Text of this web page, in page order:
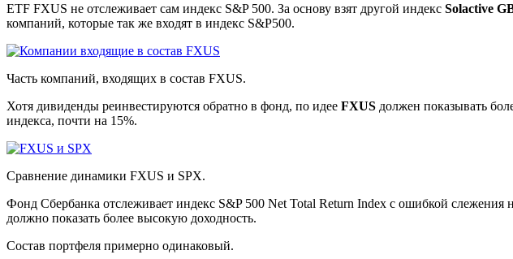
ETF FXUS не отслеживает сам индекс S&P 500. За основу взят другой индекс Solactive
компаний, которые так же входят в индекс S&P500.
Часть компаний, входящих в состав FXUS.
Хотя дивиденды реинвестируются обратно в фонд, по идее FXUS должен показывать
индекса, почти на 15%.
Сравнение динамики FXUS и SPX.
Фонд Сбербанка отслеживает индекс S&P 500 Net Total Return Index с ошибкой
должно показать более высокую доходность.
Состав портфеля примерно одинаковый.